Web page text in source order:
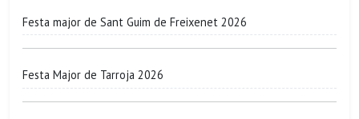
Festa major de Sant Guim de Freixenet 2026
Festa Major de Tarroja 2026